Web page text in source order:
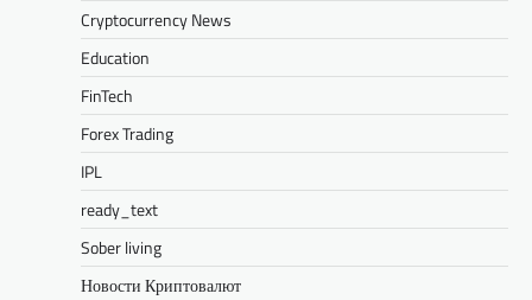
Cryptocurrency News
Education
FinTech
Forex Trading
IPL
ready_text
Sober living
Новости Криптовалют